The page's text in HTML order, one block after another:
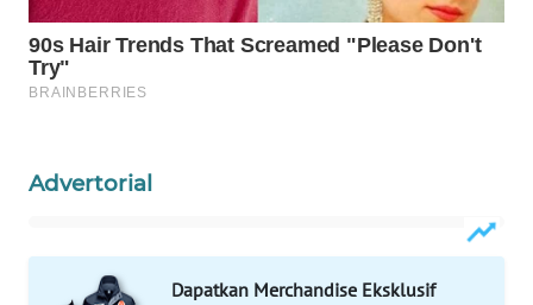
Advertorial
Dapatkan Merchandise Eksklusif
UMKM
WAHANA
SELEB
PERSONA
OTOMOTIF